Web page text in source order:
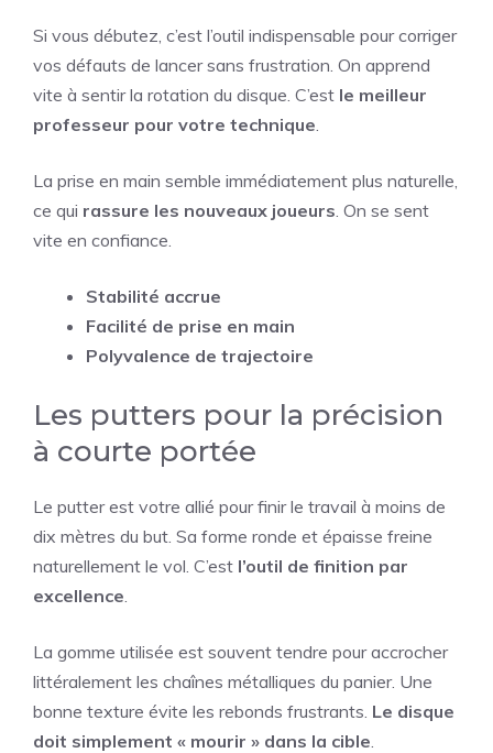
Si vous débutez, c’est l’outil indispensable pour corriger
vos défauts de lancer sans frustration. On apprend
vite à sentir la rotation du disque. C’est le meilleur
professeur pour votre technique
La prise en main semble immédiatement plus naturelle,
ce qui rassure les nouveaux joueurs . On se sent
vite en confiance.
Stabilité accrue
Facilité de prise en main
Polyvalence de trajectoire
Les putters pour la précision
à courte portée
Le putter est votre allié pour finir le travail à moins de
dix mètres du but. Sa forme ronde et épaisse freine
naturellement le vol. C’est l’outil de finition par
excellence
La gomme utilisée est souvent tendre pour accrocher
littéralement les chaînes métalliques du panier. Une
bonne texture évite les rebonds frustrants. Le disque
doit simplement « mourir » dans la cible